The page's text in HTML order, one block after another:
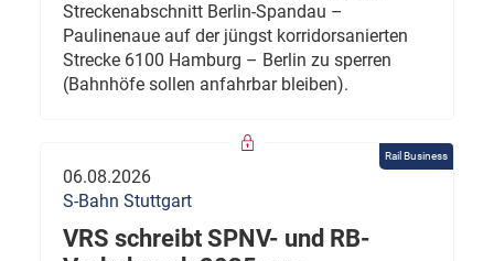
Streckenabschnitt Berlin-Spandau –
Paulinenaue auf der jüngst korridorsanierten
Strecke 6100 Hamburg – Berlin zu sperren
(Bahnhöfe sollen anfahrbar bleiben).
Rail Business
06.08.2026
S-Bahn Stuttgart
VRS schreibt SPNV- und RB-